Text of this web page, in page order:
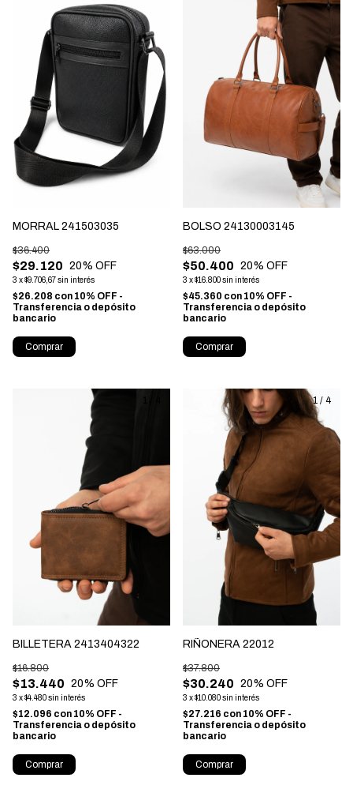
MORRAL 241503035
$29.120
$36.400
20% OFF
3 x$9.706,67sin interés
$26.208 con 10% OFF -
Transferencia o depósito
bancario
Comprar
BOLSO 24130003145
$50.400
$63.000
20% OFF
3 x$16.800sin interés
$45.360 con 10% OFF -
Transferencia o depósito
bancario
Comprar
BILLETERA 2413404322
$13.440
$16.800
20% OFF
3 x$4.480sin interés
$12.096 con 10% OFF -
Transferencia o depósito
bancario
Comprar
1 / 4
RIÑONERA 22012
$30.240
$37.800
20% OFF
3 x$10.080sin interés
$27.216 con 10% OFF -
Transferencia o depósito
bancario
Comprar